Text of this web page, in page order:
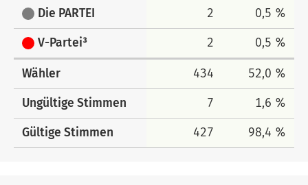
Die PARTEI 2 0,5 %
V-Partei³ 2 0,5 %
Wähler 434 52,0 %
Ungültige Stimmen 7 1,6 %
Gültige Stimmen 427 98,4 %